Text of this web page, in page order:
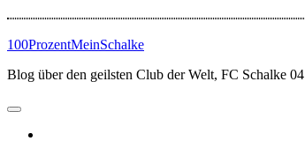
Zum
Inhalt
springen
100ProzentMeinSchalke
Blog über den geilsten Club der Welt, FC Schalke 04